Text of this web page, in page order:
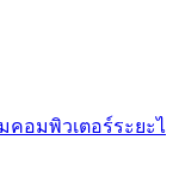
คอมพิวเตอร์ระยะไ